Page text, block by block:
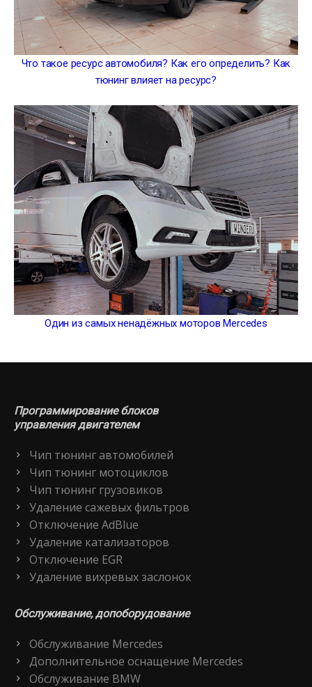
Что такое ресурс автомобиля? Как его определить? Как
тюнинг влияет на ресурс?
Один из самых ненадёжных моторов Mercedes
Программирование блоков
управления двигателем
Чип тюнинг автомобилей
Чип тюнинг мотоциклов
Чип тюнинг грузовиков
Удаление сажевых фильтров
Отключение AdBlue
Удаление катализаторов
Отключение EGR
Удаление вихревых заслонок
Обслуживание, допоборудование
Обслуживание Mercedes
Дополнительное оснащение Mercedes
Обслуживание BMW